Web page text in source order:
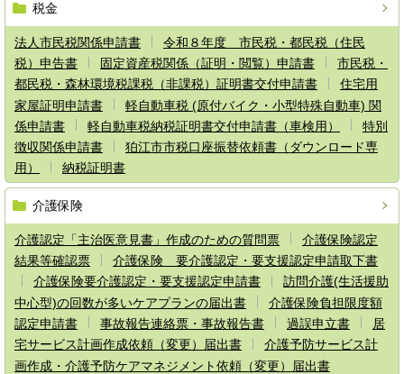
税金
法人市民税関係申請書
令和８年度 市民税・都民税（住民
税）申告書
固定資産税関係（証明・閲覧）申請書
市民税・
都民税・森林環境税課税（非課税）証明書交付申請書
住宅用
家屋証明申請書
軽自動車税 (原付バイク・小型特殊自動車) 関
係申請書
軽自動車税納税証明書交付申請書（車検用）
特別
徴収関係申請書
狛江市市税口座振替依頼書（ダウンロード専
用）
納税証明書
介護保険
介護認定「主治医意見書」作成のための質問票
介護保険認定
結果等確認票
介護保険 要介護認定・要支援認定申請取下書
介護保険要介護認定・要支援認定申請書
訪問介護(生活援助
中心型)の回数が多いケアプランの届出書
介護保険負担限度額
認定申請書
事故報告連絡票・事故報告書 過誤申立書
居
宅サービス計画作成依頼（変更）届出書
介護予防サービス計
画作成・介護予防ケアマネジメント依頼（変更）届出書